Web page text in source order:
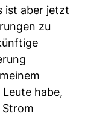
ist aber jetzt
zu
habe,
Strom